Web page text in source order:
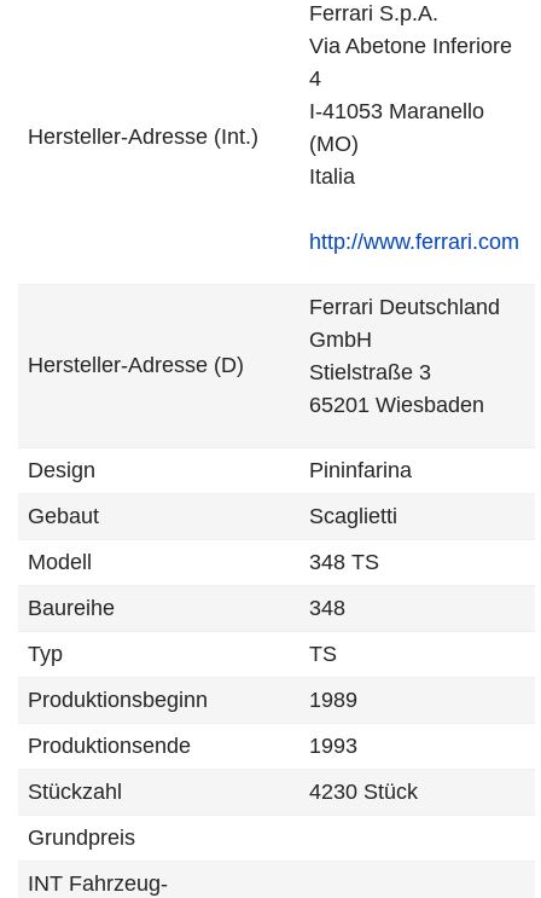
Hersteller-Adresse (Int.)
Ferrari S.p.A.
Via Abetone Inferiore
4
I-41053 Maranello
(MO)
Italia
http://www.ferrari.com
Hersteller-Adresse (D)
Ferrari Deutschland
GmbH
Stielstraße 3
65201 Wiesbaden
Design
Pininfarina
Gebaut
Scaglietti
Modell
348 TS
Baureihe
348
Typ
TS
Produktionsbeginn
1989
Produktionsende
1993
Stückzahl
4230 Stück
Grundpreis
INT Fahrzeug-